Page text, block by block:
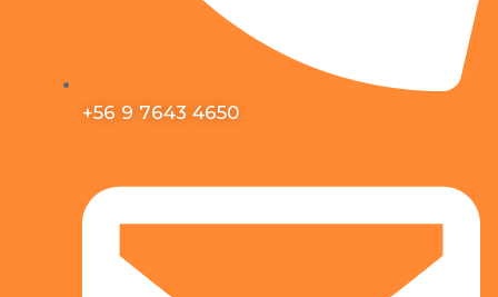
+56 9 7643 4650